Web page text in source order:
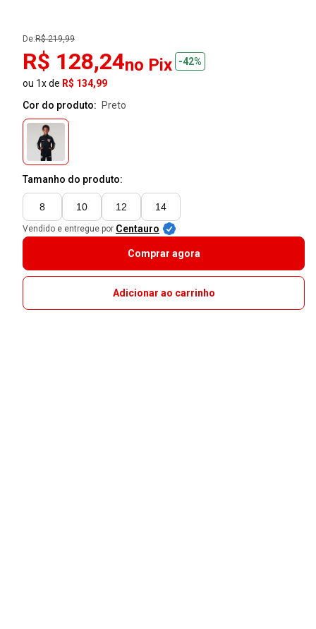
De:R$ 219,99
R$ 128,24no Pix
-42%
ou 1x de R$ 134,99
Cor do produto:
preto
Tamanho do produto:
8 10 12 14
Vendido e entregue por Centauro
Comprar agora
Adicionar ao carrinho